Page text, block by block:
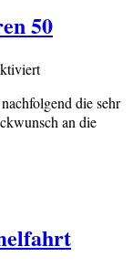
50
für
Herren
die sehr
an die